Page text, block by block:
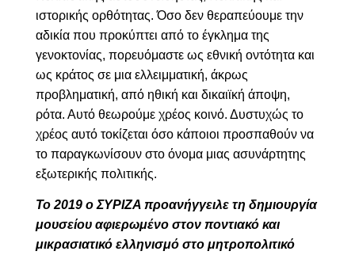
ιστορικής ορθότητας.Όσο δεν θεραπεύουμε την
αδικία που προκύπτει από το έγκλημα της
γενοκτονίας, πορευόμαστε ως εθνική οντότητα και
ως κράτος σε μια ελλειμματική, άκρως
προβληματική, από ηθική και δικαιϊκή άποψη,
ρότα. Αυτό θεωρούμε χρέος κοινό. Δυστυχώς το
χρέος αυτό τοκίζεται όσο κάποιοι προσπαθούν να
το παραγκωνίσουν στο όνομα μιας ασυνάρτητης
εξωτερικής πολιτικής.
Το 2019 ο ΣΥΡΙΖΑ προανήγγειλε τη δημιουργία
μουσείου αφιερωμένο στον ποντιακό και
μικρασιατικό ελληνισμό στο μητροπολιτικό